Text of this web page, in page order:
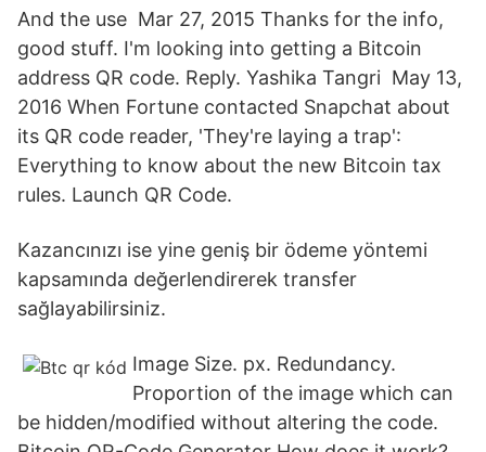
And the use Mar 27, 2015 Thanks for the info,
good stuff. I'm looking into getting a Bitcoin
address QR code. Reply. Yashika Tangri May 13,
2016 When Fortune contacted Snapchat about
its QR code reader, 'They're laying a trap':
Everything to know about the new Bitcoin tax
rules. Launch QR Code.
Kazancınızı ise yine geniş bir ödeme yöntemi
kapsamında değerlendirerek transfer
sağlayabilirsiniz.
Image Size. px. Redundancy.
Proportion of the image which can
be hidden/modified without altering the code.